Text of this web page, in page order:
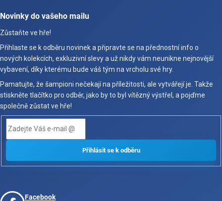
Novinky do vašeho mailu
Zůstaňte ve hře!
Přihlaste se k odběru novinek a připravte se na přednostní info o
nových kolekcích, exkluzivní slevy a už nikdy vám neunikne nejnovější
vybavení, díky kterému bude váš tým na vrcholu své hry.
Pamatujte, že šampioni nečekají na příležitosti, ale vytvářejí je. Takže
stiskněte tlačítko pro odběr, jako by to byl vítězný výstřel, a pojďme
společně zůstat ve hře!
Facebook